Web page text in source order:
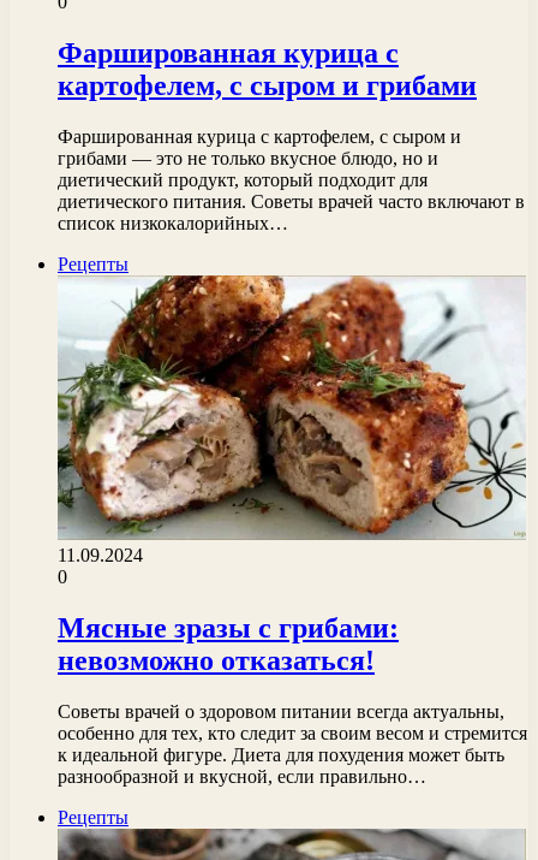
Фаршированная курица с
картофелем, с сыром и грибами
Фаршированная курица с картофелем, с сыром и
грибами — это не только вкусное блюдо, но и
диетический продукт, который подходит для
диетического питания. Советы врачей часто включают в
список низкокалорийных…
Рецепты
11.09.2024
0
Мясные зразы с грибами:
невозможно отказаться!
Советы врачей о здоровом питании всегда актуальны,
особенно для тех, кто следит за своим весом и стремится
к идеальной фигуре. Диета для похудения может быть
разнообразной и вкусной, если правильно…
Рецепты